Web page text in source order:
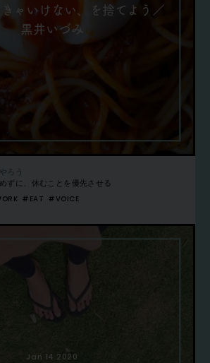
ゃいけない、を捨てよう／
黒井いづみ
ろう
ずに、休むことを優先させる
#EAT #VOICE
Jan 14.2020